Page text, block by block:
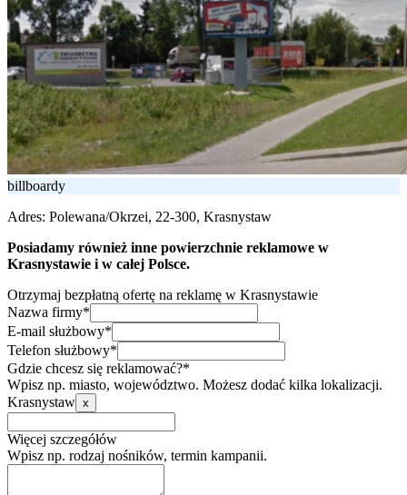
billboardy
Adres: Polewana/Okrzei, 22-300, Krasnystaw
Posiadamy również inne powierzchnie reklamowe w
Krasnystawie i w całej Polsce.
Otrzymaj bezpłatną ofertę na reklamę w Krasnystawie
Nazwa firmy*
E-mail służbowy*
Telefon służbowy*
Gdzie chcesz się reklamować?*
Wpisz np. miasto, województwo. Możesz dodać kilka lokalizacji.
Krasnystaw x
Więcej szczegółów
Wpisz np. rodzaj nośników, termin kampanii.